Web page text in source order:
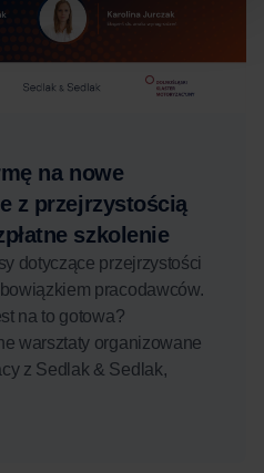
na nowe
z przejrzystością
szkolenie
dotyczące przejrzystości
pracodawców.
na to gotowa?
warsztaty organizowane
z Sedlak & Sedlak,